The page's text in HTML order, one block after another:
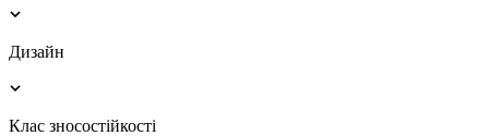
Дизайн
Клас зносостійкості